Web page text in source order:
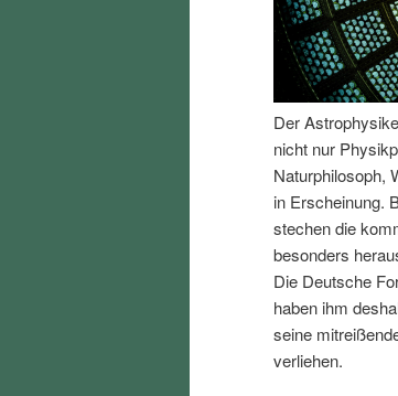
I
h
a
t
s
e
I
n
a
l
Der
nicht nur
Naturphilosoph,
in Erscheinung.
stechen die
besonders
Die Deutsche
haben ihm
seine
verliehen.